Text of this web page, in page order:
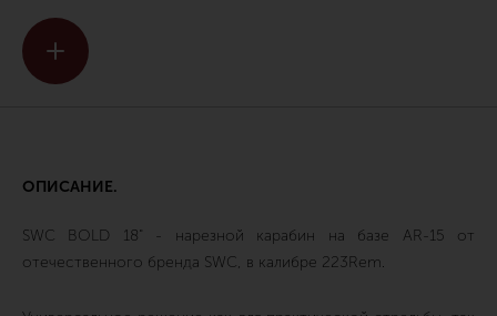
ОПИСАНИЕ.
SWC BOLD 18" - нарезной карабин на базе AR-15 от
отечественного бренда SWC, в калибре 223Rem.